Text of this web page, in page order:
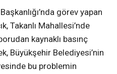
görev yapan
Takanlı Mahallesi’nde
kaynaklı basınç
Büyükşehir Belediyesi’nin
bu problemin